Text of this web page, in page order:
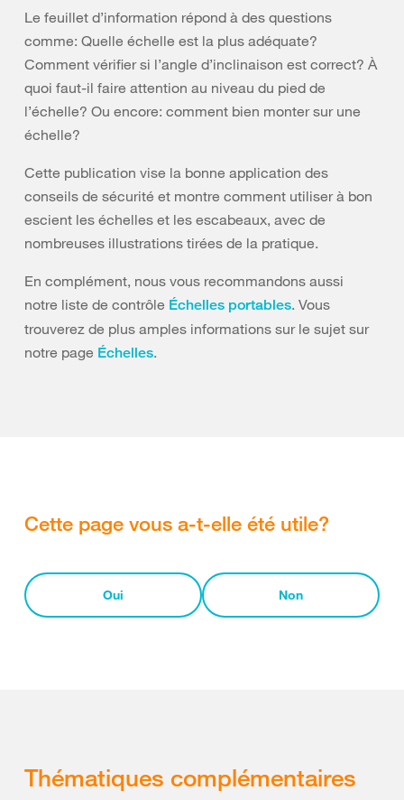
Le feuillet d’information répond à des questions
comme: Quelle échelle est la plus adéquate?
Comment vérifier si l’angle d’inclinaison est correct? À
quoi faut-il faire attention au niveau du pied de
l’échelle? Ou encore: comment bien monter sur une
échelle?
Cette publication vise la bonne application des
conseils de sécurité et montre comment utiliser à bon
escient les échelles et les escabeaux, avec de
nombreuses illustrations tirées de la pratique.
En complément, nous vous recommandons aussi
notre liste de contrôle Échelles portables. Vous
trouverez de plus amples informations sur le sujet sur
notre page Échelles.
Cette page vous a-t-elle été utile?
Oui Non
Thématiques complémentaires